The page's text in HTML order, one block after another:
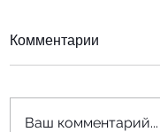
Комментарии
Ваш комментарий...